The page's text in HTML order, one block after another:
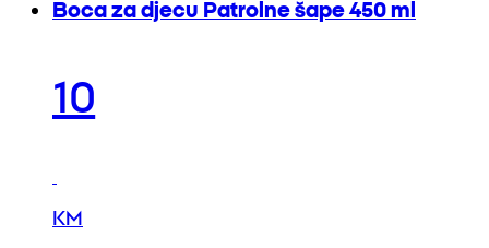
Boca za djecu Patrolne šape 450 ml
10
KM